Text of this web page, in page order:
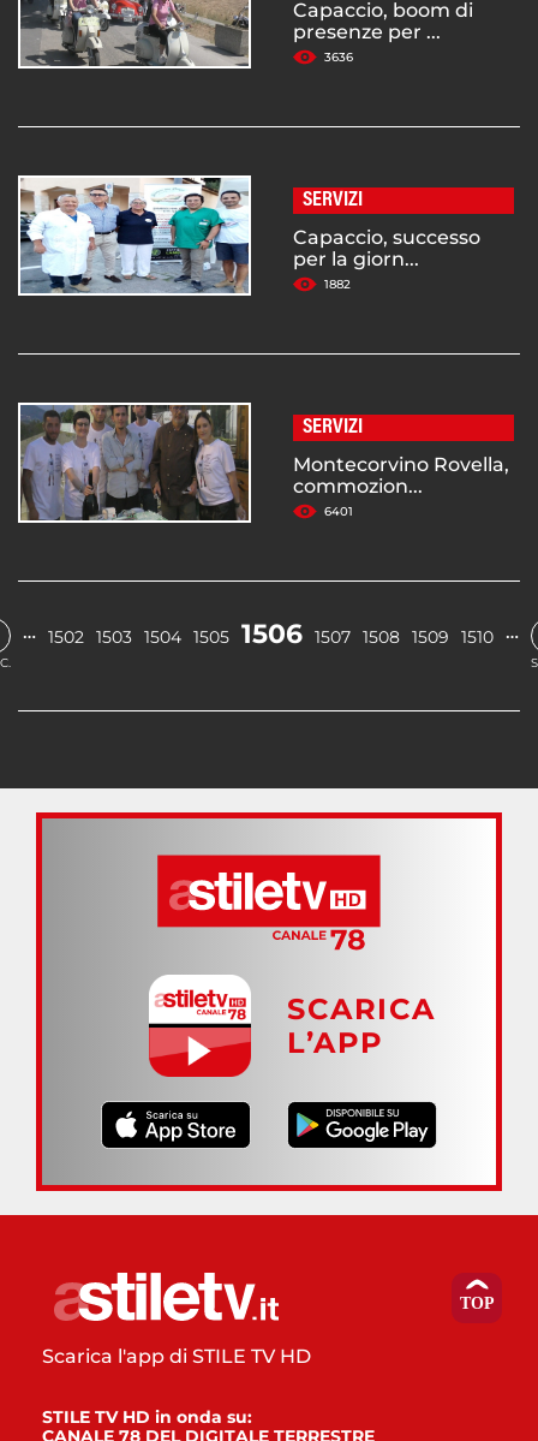
Capaccio, boom di
presenze per ...
3636
SERVIZI
Capaccio, successo
per la giorn...
1882
SERVIZI
Montecorvino Rovella,
commozion...
6401
… 1502 1503 1504 1505 1506 1507 1508 1509 1510 …
SCARICA
L’APP
Scarica l'app di STILE TV HD
STILE TV HD in onda su:
CANALE 78 DEL DIGITALE TERRESTRE